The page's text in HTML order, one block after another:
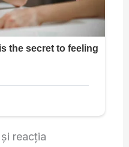
reacția